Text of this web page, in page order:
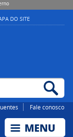
DO SITE
Fale conosco